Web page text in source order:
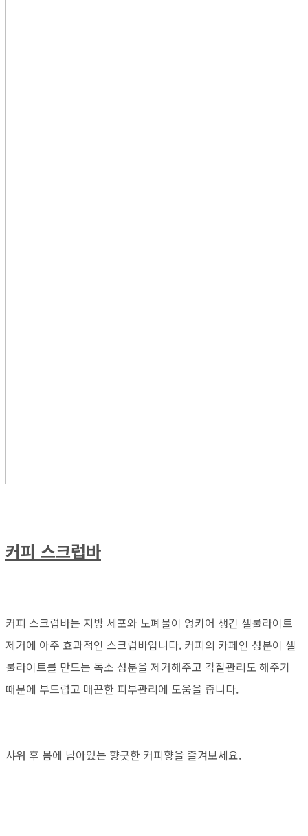
커피 스크럽바
커피 스크럽바는 지방 세포와 노폐물이 엉키어 생긴 셀룰라이트
제거에 아주 효과적인 스크럽바입니다. 커피의 카페인 성분이 셀
룰라이트를 만드는 독소 성분을 제거해주고 각질관리도 해주기
때문에 부드럽고 매끈한 피부관리에 도움을 줍니다.
샤워 후 몸에 남아있는 향긋한 커피향을 즐겨보세요.